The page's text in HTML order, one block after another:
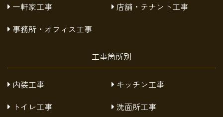
一軒家工事
店舗・テナント工事
事務所・オフィス工事
工事箇所別
内装工事
キッチン工事
トイレ工事
洗面所工事